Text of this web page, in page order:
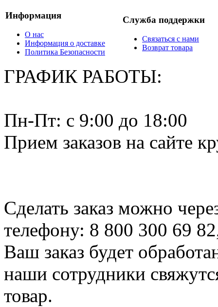
Информация
О нас
Информация о доставке
Политика Безопасности
Служба поддержки
Связаться с нами
Возврат товара
ГРАФИК РАБОТЫ:
Пн-Пт: c 9:00 до 18:00
Прием заказов на сайте
Сделать заказ можно
телефону: 8 800 300 69
Ваш заказ будет
наши сотрудники
товар.